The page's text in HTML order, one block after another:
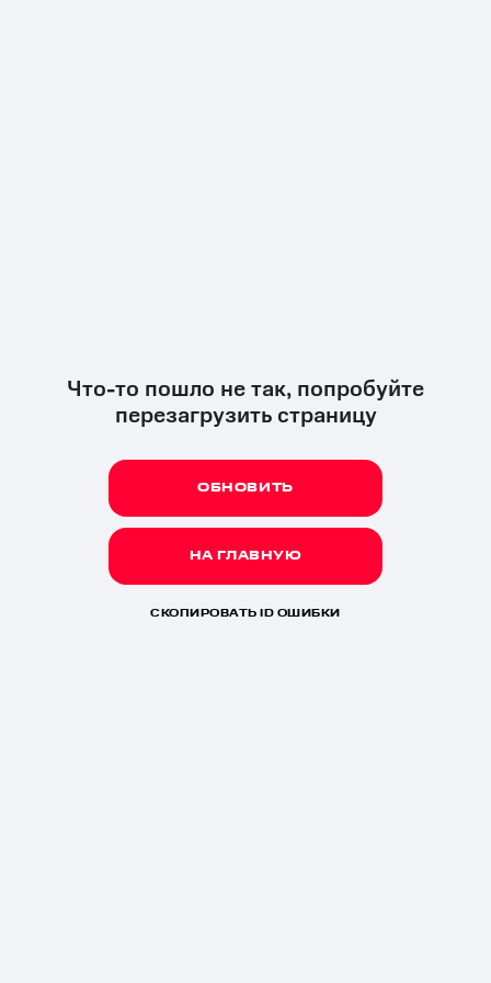
Что-то пошло не так, попробуйте
перезагрузить страницу
ОБНОВИТЬ
НА ГЛАВНУЮ
СКОПИРОВАТЬ ID ОШИБКИ